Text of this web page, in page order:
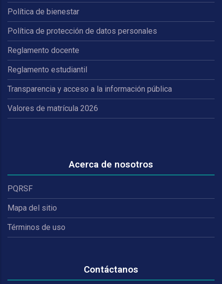
Política de bienestar
Política de protección de datos personales
Reglamento docente
Reglamento estudiantil
Transparencia y acceso a la información pública
Valores de matrícula 2026
Acerca de nosotros
PQRSF
Mapa del sitio
Términos de uso
Contáctanos